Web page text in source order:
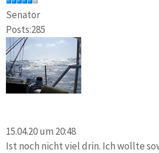
Senator
Posts:285
15.04.20 um 20:48
Ist noch nicht viel drin. Ich wollte